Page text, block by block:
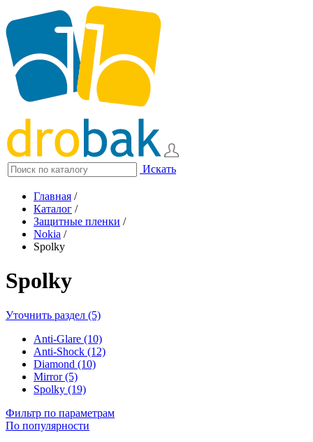
Искать
Главная /
Каталог /
Защитные пленки /
Nokia /
Spolky
Spolky
Уточнить раздел (5)
Anti-Glare (10)
Anti-Shock (12)
Diamond (10)
Mirror (5)
Spolky (19)
Фильтр по параметрам
По популярности